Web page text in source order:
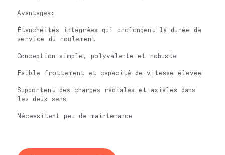
Avantages:
Étanchéités intégrées qui prolongent la durée de
service du roulement
Conception simple, polyvalente et robuste
Faible frottement et capacité de vitesse élevée
Supportent des charges radiales et axiales dans
les deux sens
Nécessitent peu de maintenance